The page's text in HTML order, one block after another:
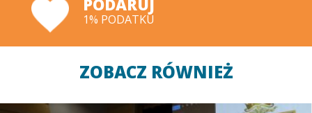
1% PODATKU
ZOBACZ RÓWNIEŻ